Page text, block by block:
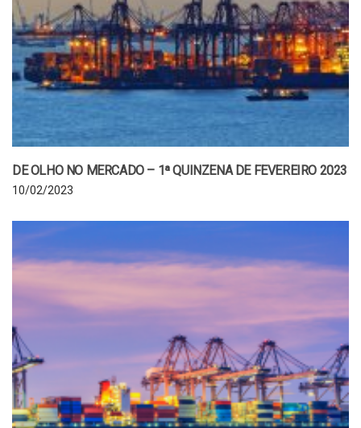
DE OLHO NO MERCADO – 1ª QUINZENA DE FEVEREIRO 2023
10/02/2023